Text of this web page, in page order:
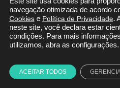
e-books
ferramentas
podcast eureca
youtube eureca
navegação otimizada de acordo
Cookies e Política de Privacidade.
neste site, você declara estar
condições. Para mais
utilizamos, abra as configurações.
ACEITAR TODOS